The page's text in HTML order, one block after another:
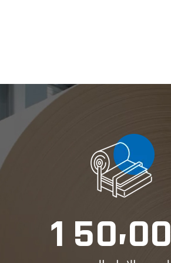
1 50,00